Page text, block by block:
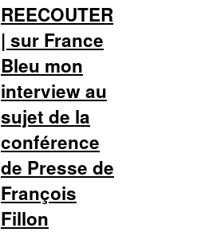
REECOUTER
| sur France
Bleu mon
interview au
sujet de la
conférence
de Presse de
François
Fillon